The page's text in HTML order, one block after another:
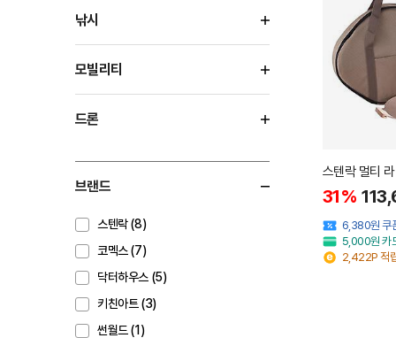
낚시
모빌리티
드론
브랜드
스텐락 (8)
코멕스 (7)
닥터하우스 (5)
키친아트 (3)
썬월드 (1)
스텐락 멀티
31%
6,380원 쿠
5,000원 카
2,422P 적